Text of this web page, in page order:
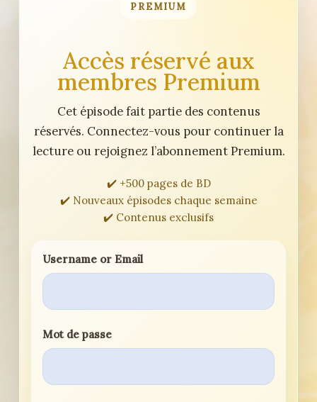
PREMIUM
Accès réservé aux
membres Premium
Cet épisode fait partie des contenus
réservés. Connectez-vous pour continuer la
lecture ou rejoignez l’abonnement Premium.
✔️ +500 pages de BD
✔️ Nouveaux épisodes chaque semaine
✔️ Contenus exclusifs
Username or Email
Mot de passe